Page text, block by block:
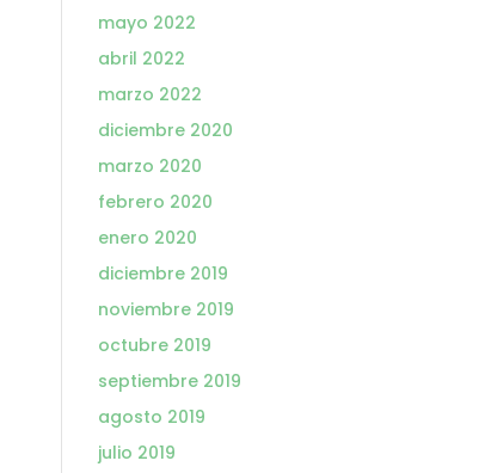
mayo 2022
abril 2022
marzo 2022
diciembre 2020
marzo 2020
febrero 2020
enero 2020
diciembre 2019
noviembre 2019
octubre 2019
septiembre 2019
agosto 2019
julio 2019